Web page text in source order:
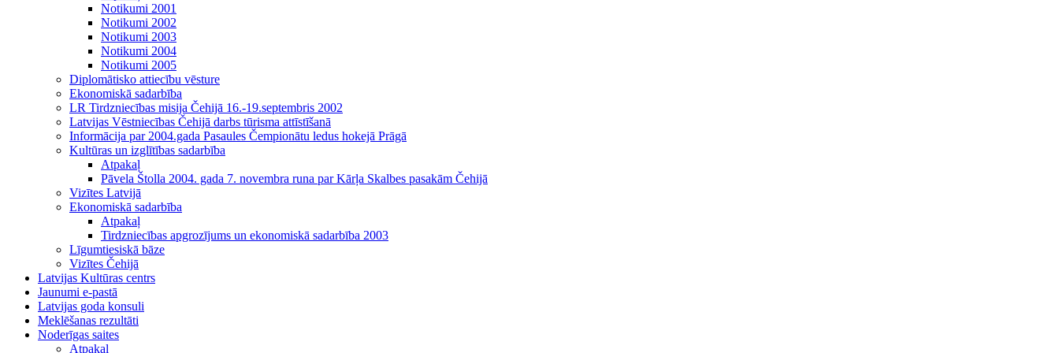
Notikumi 2001
Notikumi 2002
Notikumi 2003
Notikumi 2004
Notikumi 2005
Diplomātisko attiecību vēsture
Ekonomiskā sadarbība
LR Tirdzniecības misija Čehijā 16.-19.septembris 2002
Latvijas Vēstniecības Čehijā darbs tūrisma attīstīšanā
Informācija par 2004.gada Pasaules Čempionātu ledus hokejā Prāgā
Kultūras un izglītības sadarbība
Atpakaļ
Pāvela Štolla 2004. gada 7. novembra runa par Kārļa Skalbes pasakām Čehijā
Vizītes Latvijā
Ekonomiskā sadarbība
Atpakaļ
Tirdzniecības apgrozījums un ekonomiskā sadarbība 2003
Līgumtiesiskā bāze
Vizītes Čehijā
Latvijas Kultūras centrs
Jaunumi e-pastā
Latvijas goda konsuli
Meklēšanas rezultāti
Noderīgas saites
Atpakaļ